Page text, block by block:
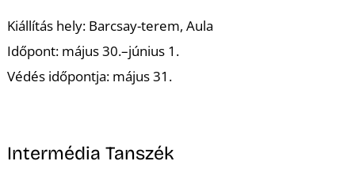
Kiállítás hely: Barcsay-terem, Aula
Időpont: május 30.–június 1.
Védés időpontja: május 31.
Intermédia Tanszék